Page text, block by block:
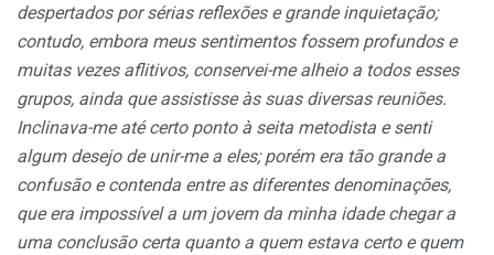
despertados por sérias reflexões e grande inquietação;
contudo, embora meus sentimentos fossem profundos e
muitas vezes aflitivos, conservei-me alheio a todos esses
grupos, ainda que assistisse às suas diversas reuniões.
Inclinava-me até certo ponto à seita metodista e senti
algum desejo de unir-me a eles; porém era tão grande a
confusão e contenda entre as diferentes denominações,
que era impossível a um jovem da minha idade chegar a
uma conclusão certa quanto a quem estava certo e quem